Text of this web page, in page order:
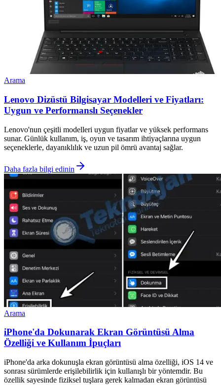
Arama
Lenovo Dizüstü Bilgisayar Modelleri ve Fiyatları:
Uygun ve Performanslı Seçenekler
Lenovo'nun çeşitli modelleri uygun fiyatlar ve yüksek performans
sunar. Günlük kullanım, iş, oyun ve tasarım ihtiyaçlarına uygun
seçeneklerle, dayanıklılık ve uzun pil ömrü avantaj sağlar.
Daha fazla bilgi edinin
Arama
iPhone'da Dokunarak Ekran Görüntüsü Alma
Özelliği ve Kullanım İpuçları
iPhone'da arka dokunuşla ekran görüntüsü alma özelliği, iOS 14 ve
sonrası sürümlerde erişilebilirlik için kullanışlı bir yöntemdir. Bu
özellik sayesinde fiziksel tuşlara gerek kalmadan ekran görüntüsü